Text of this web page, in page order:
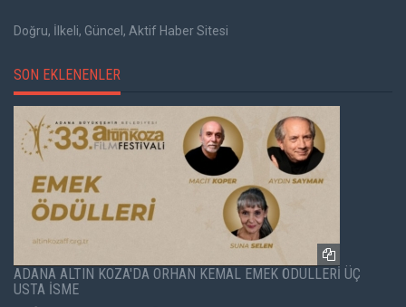
Doğru, İlkeli, Güncel, Aktif Haber Sitesi
SON EKLENENLER
ADANA ALTIN KOZA'DA ORHAN KEMAL EMEK ÖDÜLLERİ ÜÇ
USTA İSME